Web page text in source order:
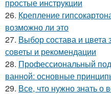
простые инструкции
26. Крепление
возможно ли это
27. Выбор состава и цвета
советы и рекомендации
28. Профессиональный
ванной: основные
29. Все, что нужно знать о